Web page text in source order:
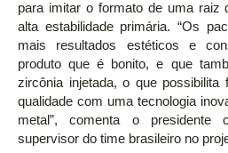
para imitar o formato de uma raiz
alta estabilidade primária. “Os
mais resultados estéticos e
produto que é bonito, e que
zircônia injetada, o que
qualidade com uma tecnologia
metal”, comenta o presidente
supervisor do time brasileiro no